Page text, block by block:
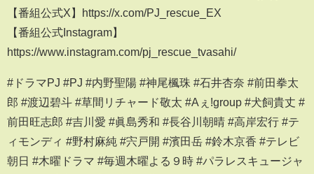
【番組公式X】https://x.com/PJ_rescue_EX
【番組公式Instagram】
https://www.instagram.com/pj_rescue_tvasahi/
#ドラマPJ #PJ #内野聖陽 #神尾楓珠 #石井杏奈 #前田拳太
郎 #渡辺碧斗 #草間リチャード敬太 #Aぇǃgroup #犬飼貴丈 #
前田旺志郎 #吉川愛 #眞島秀和 #長谷川朝晴 #高岸宏行 #テ
ィモンディ #野村麻純 #宍戸開 #濱田岳 #鈴木京香 #テレビ
朝日 #木曜ドラマ #毎週木曜よる９時 #パラレスキュージャ